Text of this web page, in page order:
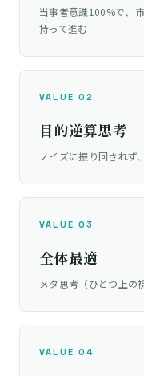
当事者意識100%で、
持って進む
VALUE 02
目的逆算思考
ノイズに振り回されず
VALUE 03
全体最適
メタ思考（ひとつ上の
VALUE 04